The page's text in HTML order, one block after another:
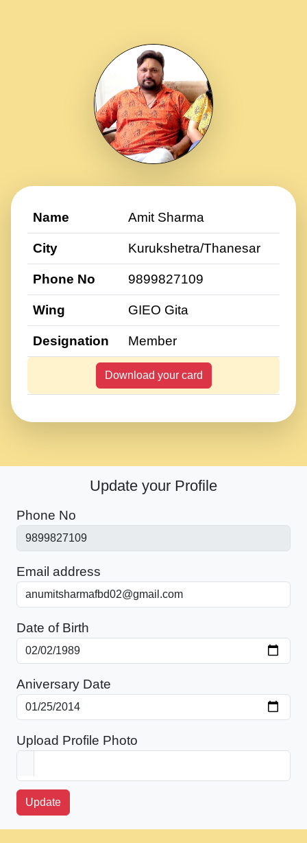
Name Amit Sharma
City Kurukshetra/Thanesar
Phone No 9899827109
Wing GIEO Gita
Designation Member
Download your card
Update your Profile
Phone No
Email address
Date of Birth
Aniversary Date
Upload Profile Photo
Update